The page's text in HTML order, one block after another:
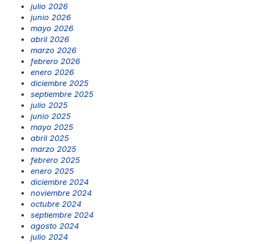
julio 2026
junio 2026
mayo 2026
abril 2026
marzo 2026
febrero 2026
enero 2026
diciembre 2025
septiembre 2025
julio 2025
junio 2025
mayo 2025
abril 2025
marzo 2025
febrero 2025
enero 2025
diciembre 2024
noviembre 2024
octubre 2024
septiembre 2024
agosto 2024
julio 2024